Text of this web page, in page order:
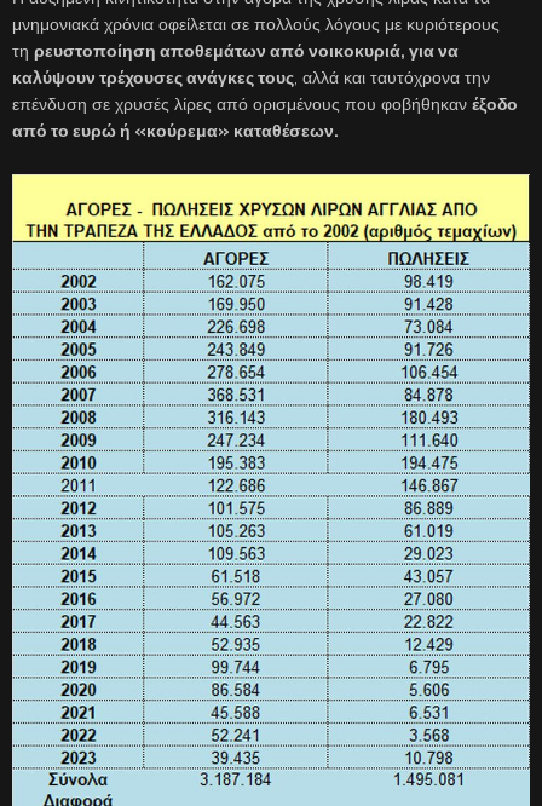
μνημονιακά χρόνια οφείλεται σε πολλούς λόγους με κυριότερους
τη ρευστοποίηση αποθεμάτων από νοικοκυριά, για να
καλύψουν τρέχουσες ανάγκες τους , αλλά και ταυτόχρονα την
επένδυση σε χρυσές λίρες από ορισμένους που φοβήθηκαν έξοδο
από το ευρώ ή «κούρεμα» καταθέσεων.